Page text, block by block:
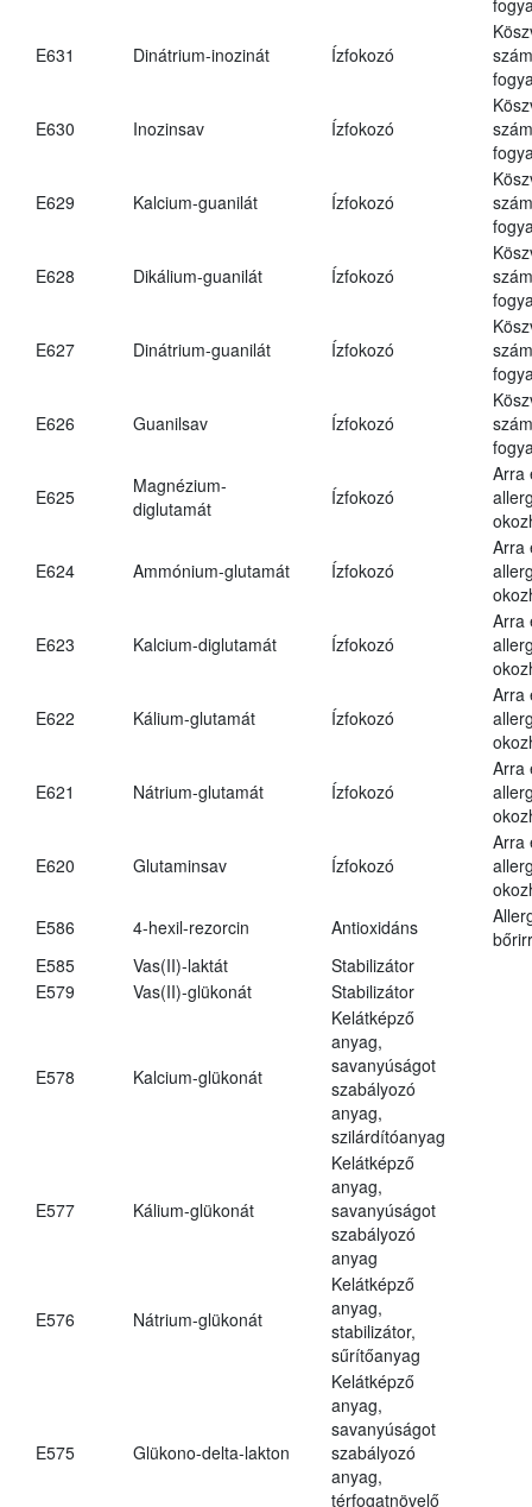
E631 Dinátrium-inozinát Ízfokozó
E630 Inozinsav Ízfokozó
E629 Kalcium-guanilát Ízfokozó
E628 Dikálium-guanilát Ízfokozó
E627 Dinátrium-guanilát Ízfokozó
E626 Guanilsav Ízfokozó
E625
Magnézium-
diglutamát
Ízfokozó
Arra
E624 Ammónium-glutamát Ízfokozó
Arra
E623 Kalcium-diglutamát Ízfokozó
Arra
E622 Kálium-glutamát Ízfokozó
Arra
E621 Nátrium-glutamát Ízfokozó
Arra
E620 Glutaminsav Ízfokozó
Arra
E586
4-hexil-rezorcin Antioxidáns
E585
Vas(II)-laktát
Stabilizátor
E579
Vas(II)-glükonát Stabilizátor
E578 Kalcium-glükonát
Kelátképző
anyag,
savanyúságot
szabályozó
anyag,
szilárdítóanyag
E577 Kálium-glükonát
Kelátképző
anyag,
savanyúságot
szabályozó
anyag
E576 Nátrium-glükonát
Kelátképző
anyag,
stabilizátor,
sűrítőanyag
E575 Glükono-delta-lakton
Kelátképző
anyag,
savanyúságot
szabályozó
anyag,
térfogatnövelő